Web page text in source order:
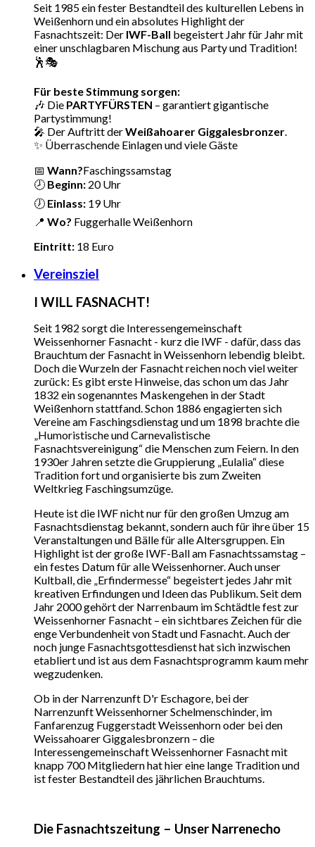
Seit 1985 ein fester Bestandteil des kulturellen Lebens in
Weißenhorn und ein absolutes Highlight der
Fasnachtszeit: Der IWF-Ball begeistert Jahr für Jahr mit
einer unschlagbaren Mischung aus Party und Tradition!
🕺🎭
Für beste Stimmung sorgen:
🎶 Die PARTYFÜRSTEN – garantiert gigantische
Partystimmung!
🎤 Der Auftritt derWeißahoarer Giggalesbronzer.
✨ Überraschende Einlagen und viele Gäste
📅 Wann?Faschingssamstag
🕗 Beginn: 20 Uhr
🕖 Einlass: 19 Uhr
📍 Wo? Fuggerhalle Weißenhorn
Eintritt: 18 Euro
Vereinsziel
I WILL FASNACHT!
Seit 1982 sorgt die Interessengemeinschaft
Weissenhorner Fasnacht - kurz die IWF - dafür, dass das
Brauchtum der Fasnacht in Weissenhorn lebendig bleibt.
Doch die Wurzeln der Fasnacht reichen noch viel weiter
zurück: Es gibt erste Hinweise, das schon um das Jahr
1832 ein sogenanntes Maskengehen in der Stadt
Weißenhorn stattfand. Schon 1886 engagierten sich
Vereine am Faschingsdienstag und um 1898 brachte die
„Humoristische und Carnevalistische
Fasnachtsvereinigung“ die Menschen zum Feiern. In den
1930er Jahren setzte die Gruppierung „Eulalia“ diese
Tradition fort und organisierte bis zum Zweiten
Weltkrieg Faschingsumzüge.
Heute ist die IWF nicht nur für den großen Umzug am
Fasnachtsdienstag bekannt, sondern auch für ihre über 15
Veranstaltungen und Bälle für alle Altersgruppen. Ein
Highlight ist der große IWF-Ball am Fasnachtssamstag –
ein festes Datum für alle Weissenhorner. Auch unser
Kultball, die „Erfindermesse“ begeistert jedes Jahr mit
kreativen Erfindungen und Ideen das Publikum. Seit dem
Jahr 2000 gehört der Narrenbaum im Schtädtle fest zur
Weissenhorner Fasnacht – ein sichtbares Zeichen für die
enge Verbundenheit von Stadt und Fasnacht. Auch der
noch junge Fasnachtsgottesdienst hat sich inzwischen
etabliert und ist aus dem Fasnachtsprogramm kaum mehr
wegzudenken.
Ob in der Narrenzunft D'r Eschagore, bei der
Narrenzunft Weissenhorner Schelmenschinder, im
Fanfarenzug Fuggerstadt Weissenhorn oder bei den
Weissahoarer Giggalesbronzern – die
Interessengemeinschaft Weissenhorner Fasnacht mit
knapp 700 Mitgliedern hat hier eine lange Tradition und
ist fester Bestandteil des jährlichen Brauchtums.
Die Fasnachtszeitung – Unser Narrenecho